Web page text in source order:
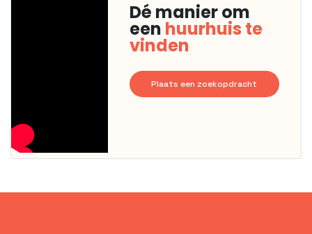
Dé manier om
een huurhuis te
vinden
Plaats een zoekopdracht